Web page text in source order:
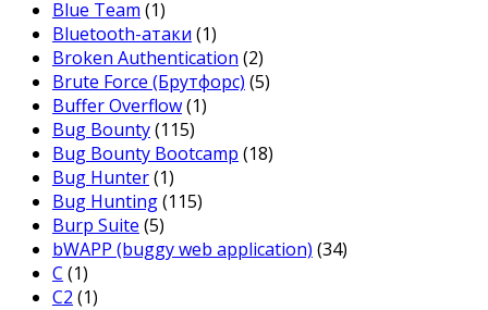
Blue Team (1)
Bluetooth-атаки (1)
Broken Authentication (2)
Brute Force (Брутфорс) (5)
Buffer Overflow(1)
Bug Bounty(115)
Bug Bounty Bootcamp (18)
Bug Hunter(1)
Bug Hunting(115)
Burp Suite (5)
bWAPP (buggy web application) (34)
C (1)
C2 (1)